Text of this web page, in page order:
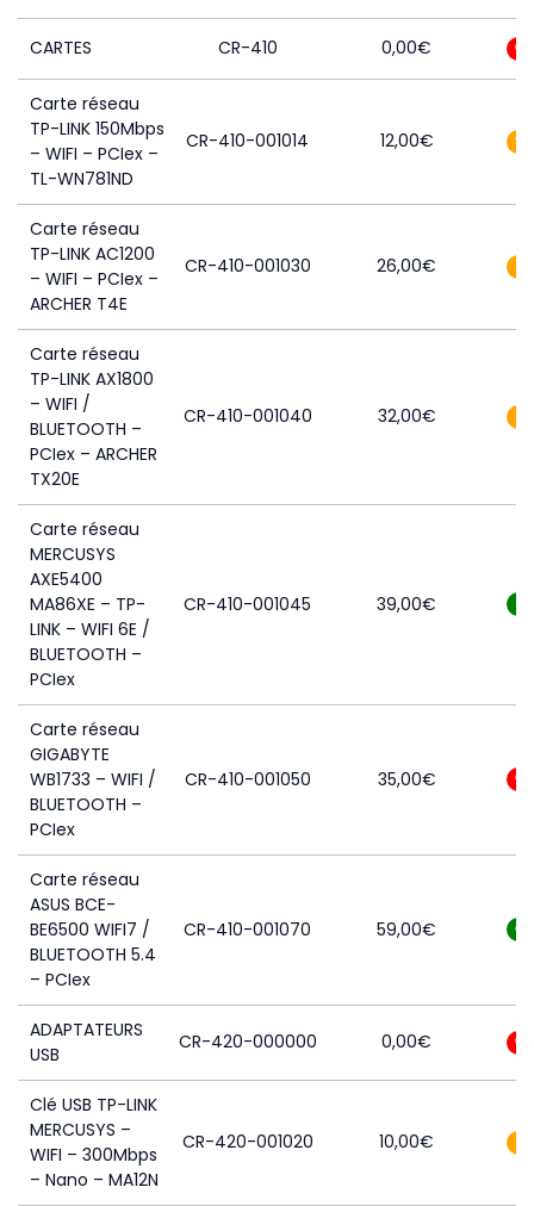
CARTES CR-410 0,00€ 0
Carte réseau
TP-LINK 150Mbps
– WIFI – PCIex –
TL-WN781ND
CR-410-001014 12,00€ 2
Carte réseau
TP-LINK AC1200
– WIFI – PCIex –
ARCHER T4E
CR-410-001030 26,00€ 3
Carte réseau
TP-LINK AX1800
– WIFI /
BLUETOOTH –
PCIex – ARCHER
TX20E
CR-410-001040 32,00€ 3
Carte réseau
MERCUSYS
AXE5400
MA86XE – TP-
LINK – WIFI 6E /
BLUETOOTH –
PCIex
CR-410-001045 39,00€
Carte réseau
GIGABYTE
WB1733 – WIFI /
BLUETOOTH –
PCIex
CR-410-001050 35,00€ 0
Carte réseau
ASUS BCE-
BE6500 WIFI7 /
BLUETOOTH 5.4
– PCIex
CR-410-001070 59,00€ 6
ADAPTATEURS
USB
CR-420-000000 0,00€ 0
Clé USB TP-LINK
MERCUSYS –
WIFI – 300Mbps
– Nano – MA12N
CR-420-001020 10,00€